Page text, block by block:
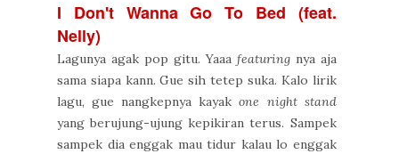
I Don't Wanna Go To Bed (feat.
Nelly)
Lagunya agak pop gitu. Yaaa featuringnya aja
sama siapa kann. Gue sih tetep suka. Kalo lirik
lagu, gue nangkepnya kayak one night stand
yang berujung-ujung kepikiran terus. Sampek
sampek dia enggak mau tidur kalau lo enggak